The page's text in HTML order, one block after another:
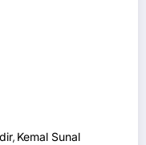
, Kemal Sunal